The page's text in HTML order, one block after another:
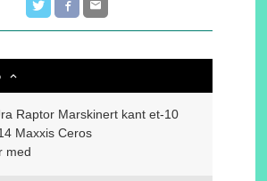
Raptor Marskinert kant et-10
Maxxis Ceros
med